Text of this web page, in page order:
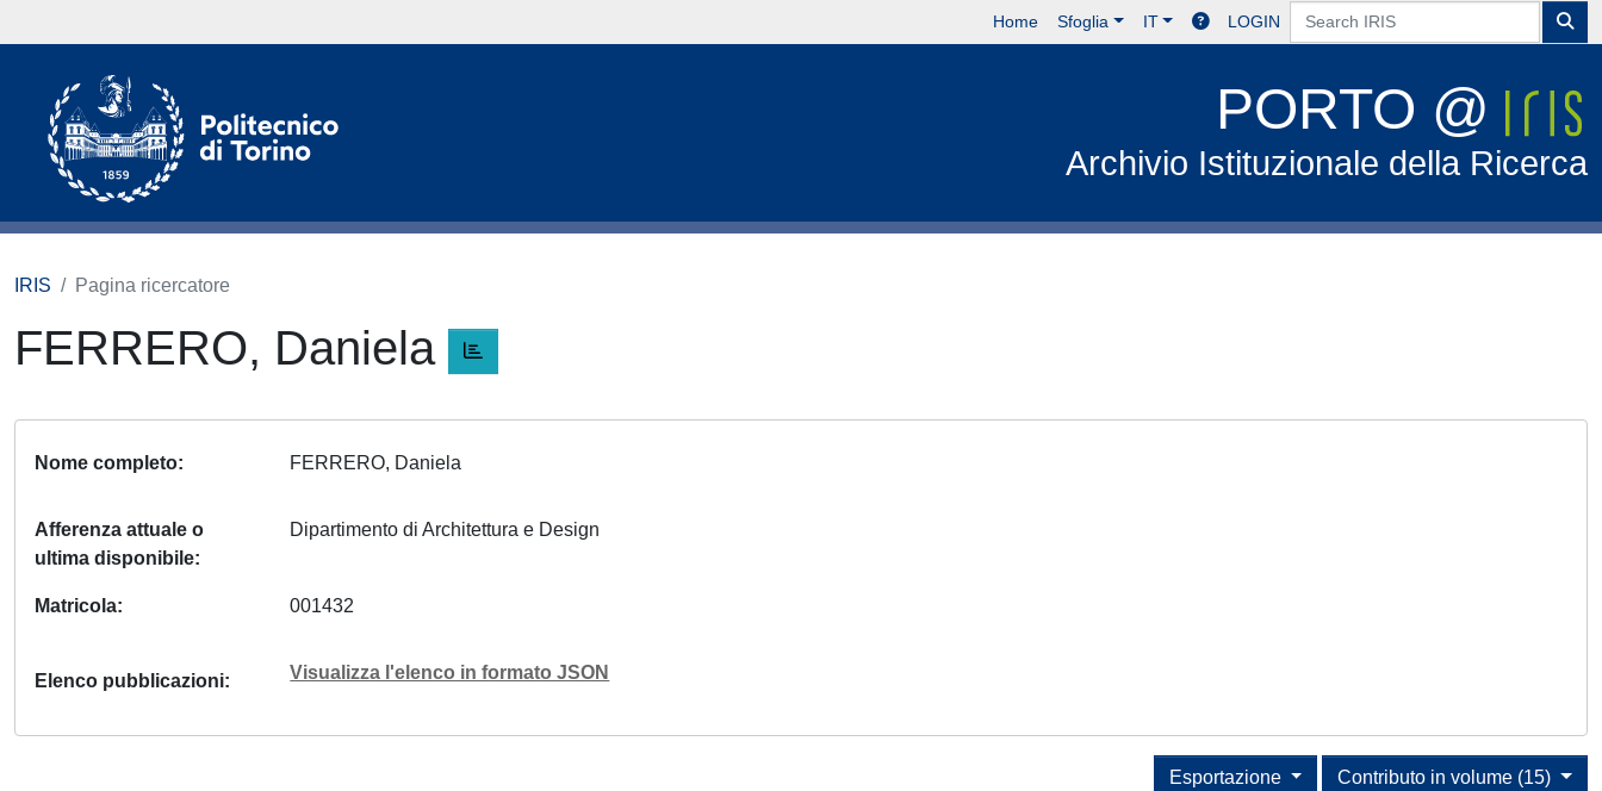
Home Sfoglia IT LOGIN
PORTO @
Archivio Istituzionale della Ricerca
IRIS Pagina ricercatore
FERRERO, Daniela
Nome completo FERRERO, Daniela
Afferenza attuale o
ultima disponibile
Dipartimento di Architettura e Design
Matricola 001432
Elenco pubblicazioni Visualizza l'elenco in formato JSON
Contributo in volume (15)
Esportazione